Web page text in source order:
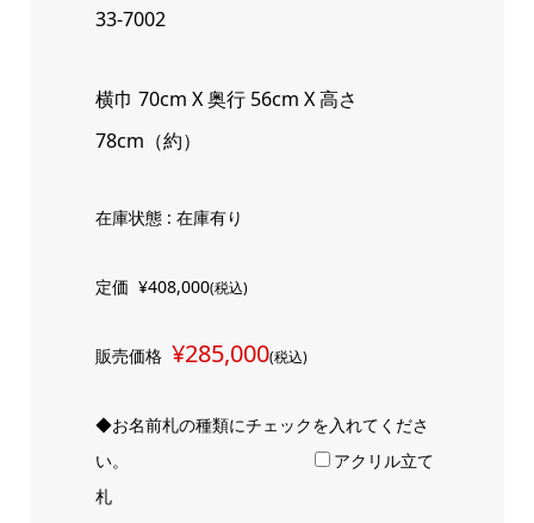
33-7002
横巾 70cm X 奥行 56cm X 高さ
78cm（約）
在庫状態 : 在庫有り
定価 ¥408,000(税込)
販売価格 ¥285,000(税込)
◆お名前札の種類にチェックを入れてくださ
い。
アクリル立て
札